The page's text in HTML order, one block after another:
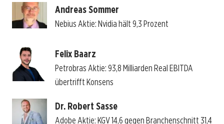
Andreas Sommer
Nebius Aktie: Nvidia hält 9,3 Prozent
Felix Baarz
Petrobras Aktie: 93,8 Milliarden Real EBITDA
übertrifft Konsens
Dr. Robert Sasse
Adobe Aktie: KGV 14,6 gegen Branchenschnitt 31,4